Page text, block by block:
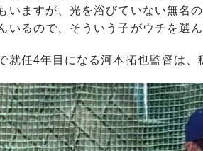
いますが、光を浴びていない無名
いるので、そういう子がウチを選ん
任4年目になる河本拓也監督は、